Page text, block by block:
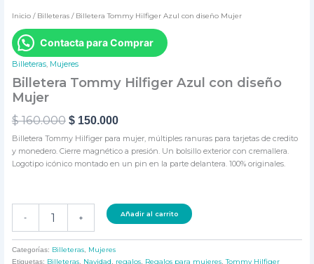
Inicio/ Billeteras/ Billetera Tommy Hilfiger Azul con diseño Mujer
Contacta para Comprar
Billeteras, Mujeres
Billetera Tommy Hilfiger Azul con diseño
Mujer
$160.000
$ 160.000.
$150.000
$ 150.000.
Billetera Tommy Hilfiger para mujer, múltiples ranuras para tarjetas de credito
y monedero. Cierre magnético a presión. Un bolsillo exterior con cremallera.
Logotipo icónico montado en un pin en la parte delantera. 100% originales.
-
Mujer
cantidad
+ Añadir al carrito
Categorías: Billeteras, Mujeres
Etiquetas: Billeteras, Navidad regalos, Regalos para mujeres,Tommy Hilfiger